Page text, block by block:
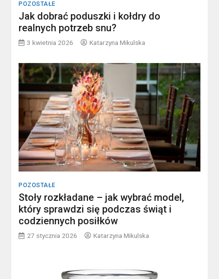
POZOSTAŁE
Jak dobrać poduszki i kołdry do
realnych potrzeb snu?
3 kwietnia 2026 Katarzyna Mikulska
POZOSTAŁE
Stoły rozkładane – jak wybrać model,
który sprawdzi się podczas świąt i
codziennych posiłków
27 stycznia 2026 Katarzyna Mikulska